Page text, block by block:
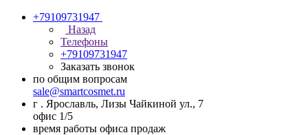
+79109731947
Назад
Телефоны
+79109731947
Заказать звонок
по общим вопросам
sale@smartcosmet.ru
г . Ярославль, Лизы Чайкиной ул., 7
офис 1/5
время работы офиса продаж